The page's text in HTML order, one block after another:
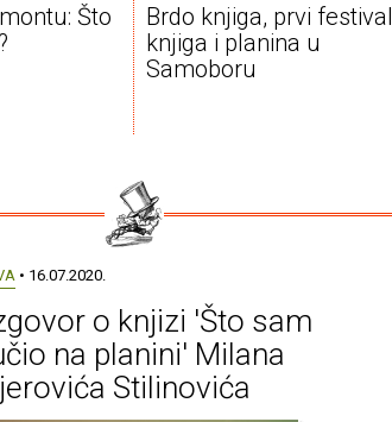
Što
Brdo knjiga, prvi festival
knjiga i planina u
Samoboru
• 16.07.2020.
o knjizi 'Što sam
na planini' Milana
Stilinovića